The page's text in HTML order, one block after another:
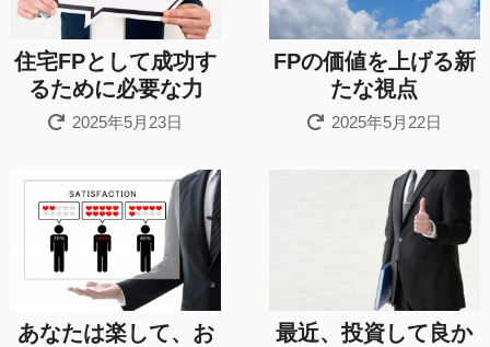
住宅FPとして成功す
るために必要な力
2025年5月23日
FPの価値を上げる新
たな視点
2025年5月22日
あなたは楽して、お
最近、投資して良か